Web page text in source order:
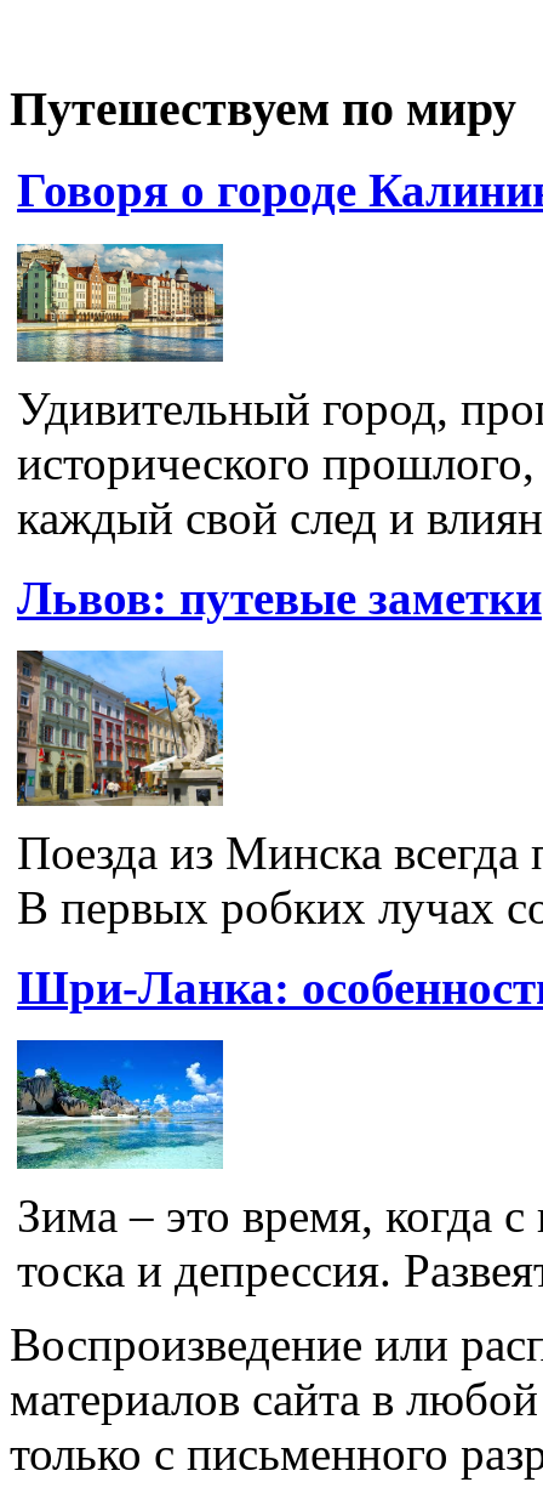
Путешествуем по миру
Говоря о городе
Удивительный город,
исторического
каждый свой след и
Львов: путевые заметки
Поезда из Минска всегда
В первых робких лучах
Шри-Ланка:
Зима – это время, когда
тоска и депрессия.
Воспроизведение или
материалов сайта в
только с письменного